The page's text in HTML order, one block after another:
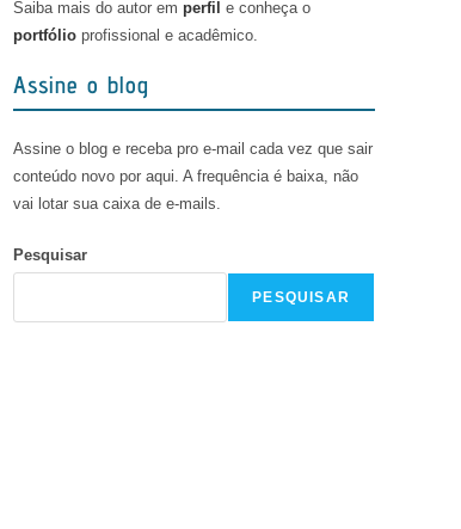
Saiba mais do autor em perfil e conheça o
portfólioprofissional e acadêmico.
Assine o blog
Assine o blog e receba pro e-mail cada vez que sair
conteúdo novo por aqui. A frequência é baixa, não
vai lotar sua caixa de e-mails.
Pesquisar
PESQUISAR